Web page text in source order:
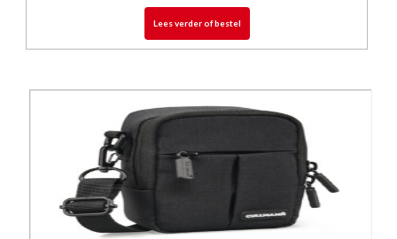
Lees verder of bestel